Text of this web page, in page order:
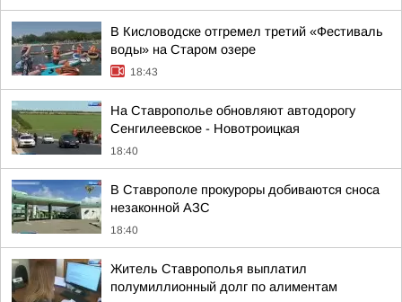
В Кисловодске отгремел третий «Фестиваль
воды» на Старом озере
18:43
На Ставрополье обновляют автодорогу
Сенгилеевское - Новотроицкая
18:40
В Ставрополе прокуроры добиваются сноса
незаконной АЗС
18:40
Житель Ставрополья выплатил
полумиллионный долг по алиментам